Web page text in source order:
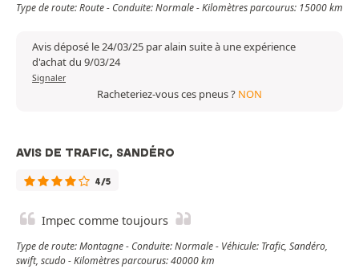
Type de route: Route - Conduite: Normale - Kilomètres parcourus: 15000 km
Avis déposé le 24/03/25 par alain suite à une expérience
d'achat du 9/03/24
Signaler
Racheteriez-vous ces pneus ? NON
AVIS DE TRAFIC, SANDÉRO
4/5
Impec comme toujours
Type de route: Montagne - Conduite: Normale - Véhicule: Trafic, Sandéro,
swift, scudo - Kilomètres parcourus: 40000 km